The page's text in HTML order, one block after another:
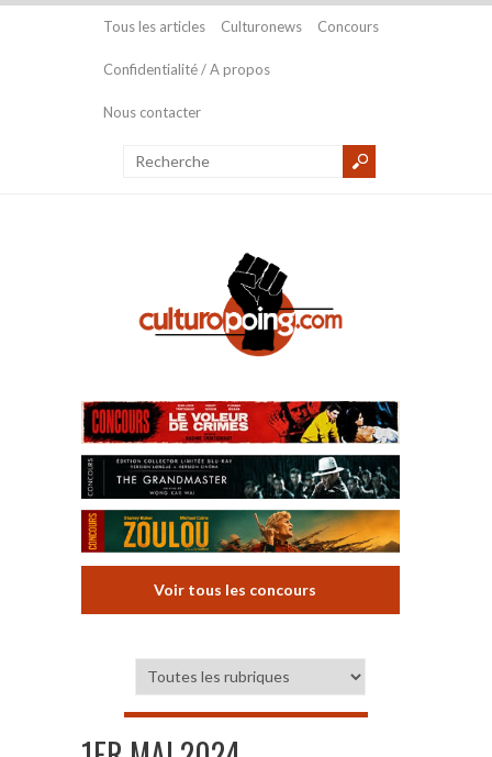
Tous les articles Culturonews Concours
Confidentialité / A propos
Nous contacter
Voir tous les concours